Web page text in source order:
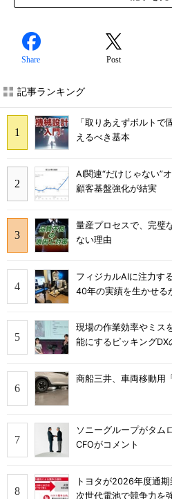
Share Post
記事ランキング
「取りあえずボルト
えるべき基本
AI関連“だけじゃない”
顧客基盤強化が結実
量産プロセスで、完璧
ない理由
フィジカルAIに注力す
40年の実績を生かせる
現場の作業効率やミス
能にするピッキングDX
商船三井、車両移動用
ソニーグループがタム
CFOがコメント
トヨタが2026年度通
次世代電池で競争力を